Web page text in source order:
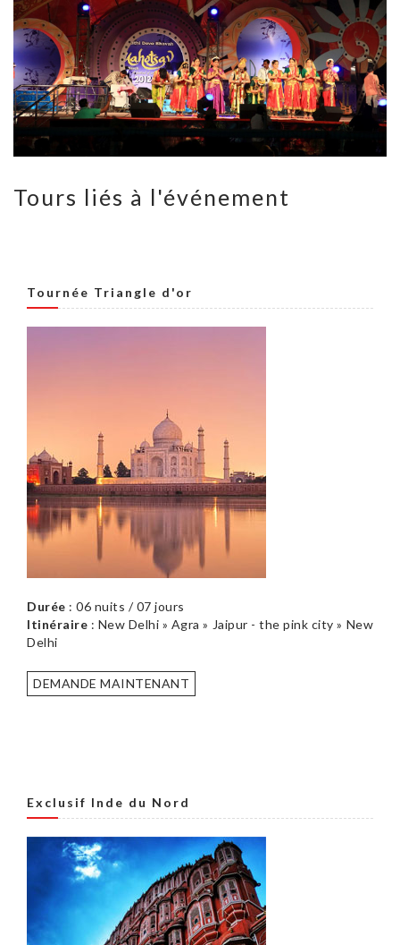
Tours liés à l'événement
Tournée Triangle d'or
Durée : 06 nuits / 07 jours
Itinéraire : New Delhi » Agra » Jaipur - the pink city » New
Delhi
DEMANDE MAINTENANT
Exclusif Inde du Nord